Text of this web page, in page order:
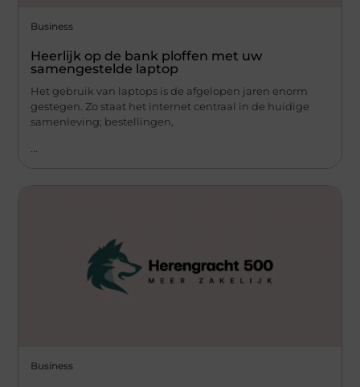
Business
Heerlijk op de bank ploffen met uw
samengestelde laptop
Het gebruik van laptops is de afgelopen jaren enorm
gestegen. Zo staat het internet centraal in de huidige
samenleving; bestellingen,
Business